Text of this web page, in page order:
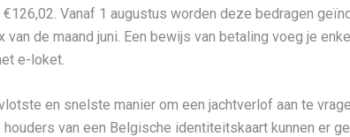
Vanaf 1 augustus worden deze bedragen
van de maand juni. Een bewijs van betaling voeg je
e-loket.
en snelste manier om een jachtverlof aan te
van een Belgische identiteitskaart kunnen er